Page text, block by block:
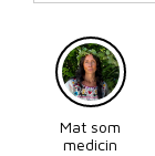
Mat som
medicin